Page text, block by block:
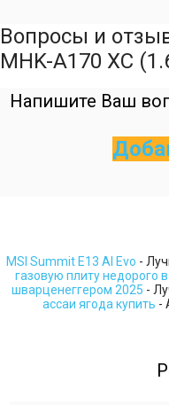
Вопросы и
MHK-A170 XC
Напишите Ваш
MSI Summit E13 AI Evo -
газовую плиту недорого
шварценеггером 2025 -
ассаи ягода купить -